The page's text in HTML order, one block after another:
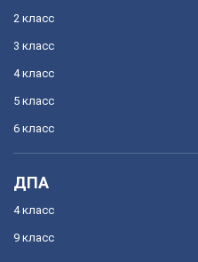
2 класс
3 класс
4 класс
5 класс
6 класс
ДПА
4 класс
9 класс